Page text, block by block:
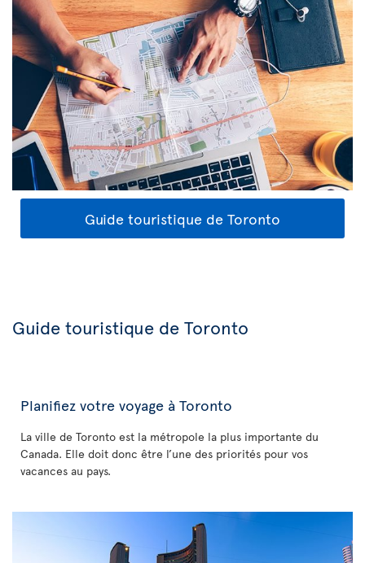
Guide touristique de Toronto
Guide touristique de Toronto
Planifiez votre voyage à Toronto
La ville de Toronto est la métropole la plus importante du
Canada. Elle doit donc être l’une des priorités pour vos
vacances au pays.